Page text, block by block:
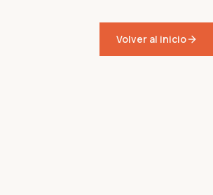
Volver al inicio